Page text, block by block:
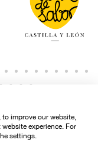
to improve our website,
experience. For
settings.